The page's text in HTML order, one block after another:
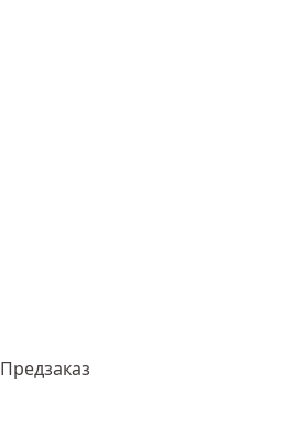
Предзаказ